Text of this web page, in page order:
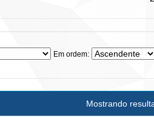
Em ordem:
Mostrando